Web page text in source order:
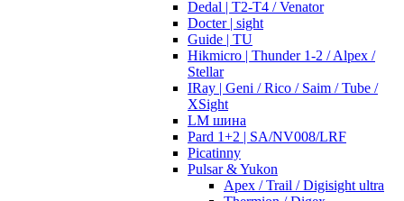
Dedal | T2-T4 / Venator
Docter | sight
Guide | TU
Hikmicro | Thunder 1-2 / Alpex /
Stellar
IRay | Geni / Rico / Saim / Tube /
XSight
LM шина
Pard 1+2 | SA/NV008/LRF
Picatinny
Pulsar & Yukon
Apex / Trail / Digisight ultra